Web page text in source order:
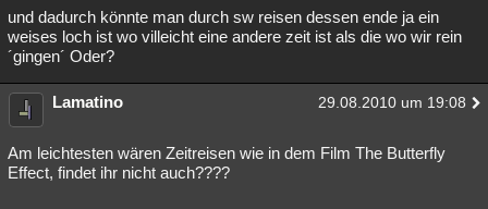
und dadurch könnte man durch sw reisen dessen ende ja ein
weises loch ist wo villeicht eine andere zeit ist als die wo wir rein
´gingen´ Oder?
Lamatino 29.08.2010 um 19:08
Am leichtesten wären Zeitreisen wie in dem Film The Butterfly
Effect, findet ihr nicht auch????